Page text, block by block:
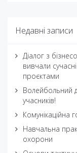
Недавні записи
Діалог з
вивчали
проєктами
Волейбольний
учасників!
Комунікаційна
Навчальна
охорони